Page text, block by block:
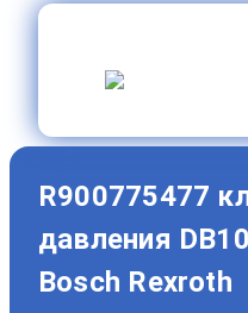
R900775477
давления
Bosch Rexroth